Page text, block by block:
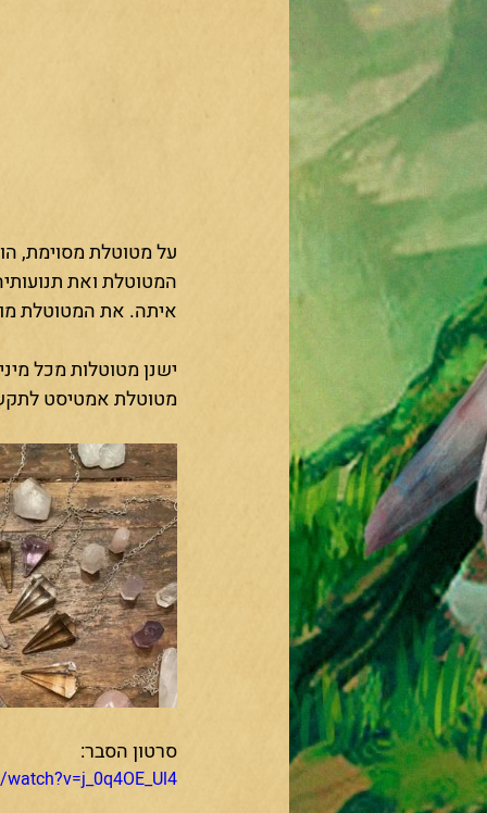
על מטוטלת מסוימת,
המטוטלת ואת
איתה. את המטוטלת
ישנן מטוטלות מכל
מטוטלת אמטיסט
סרטון הסבר: